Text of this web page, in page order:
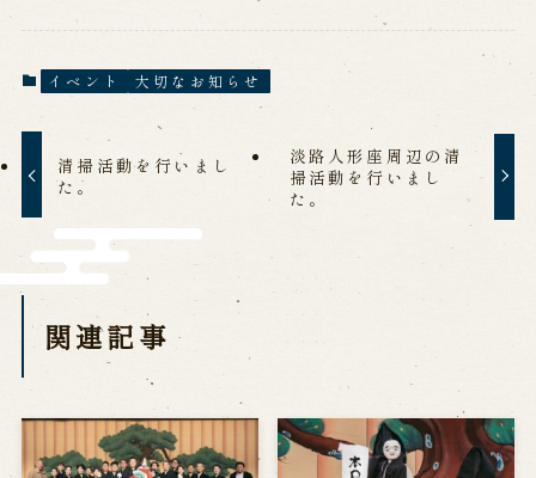
イベント 大切なお知らせ
清掃活動を行いまし
た。
淡路人形座周辺の清
掃活動を行いまし
た。
関連記事